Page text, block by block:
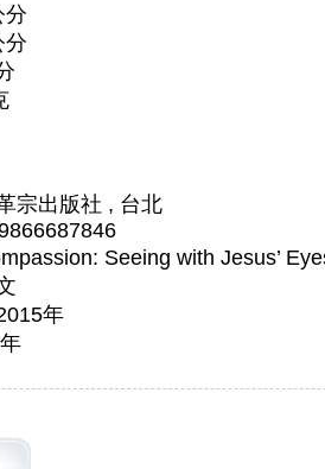
分
分
宗出版社 , 台北
Seeing with Jesus’
年